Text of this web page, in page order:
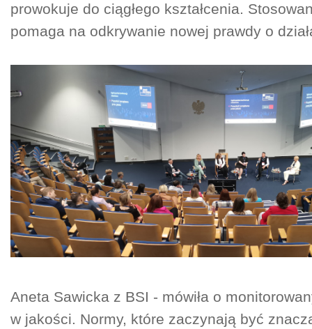
prowokuje do ciągłego kształcenia.
pomaga na odkrywanie nowej prawdy o
Aneta Sawicka z BSI - mówiła o
w jakości. Normy, które zaczynają być